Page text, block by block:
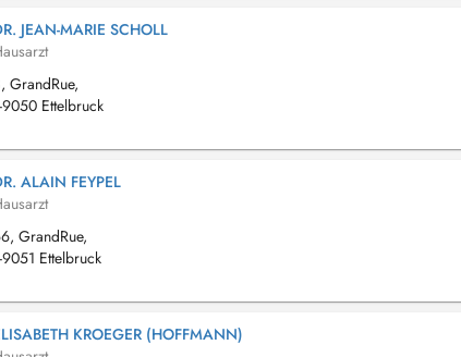
JEAN-MARIE SCHOLL
GrandRue,
9050 Ettelbruck
ALAIN FEYPEL
GrandRue,
9051 Ettelbruck
KROEGER (HOFFMANN)